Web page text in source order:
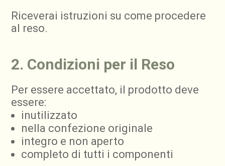
Riceverai istruzioni su come procedere
al reso.
2. Condizioni per il Reso
Per essere accettato, il prodotto deve
essere:
inutilizzato
nella confezione originale
integro e non aperto
completo di tutti i componenti